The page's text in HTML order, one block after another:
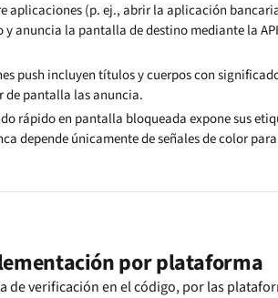
aplicaciones (p. ej., abrir la aplicación
y anuncia la pantalla de destino mediante la
push incluyen títulos y cuerpos con
de pantalla las anuncia.
rápido en pantalla bloqueada expone sus
depende únicamente de señales de color
por plataforma
de verificación en el código, por las